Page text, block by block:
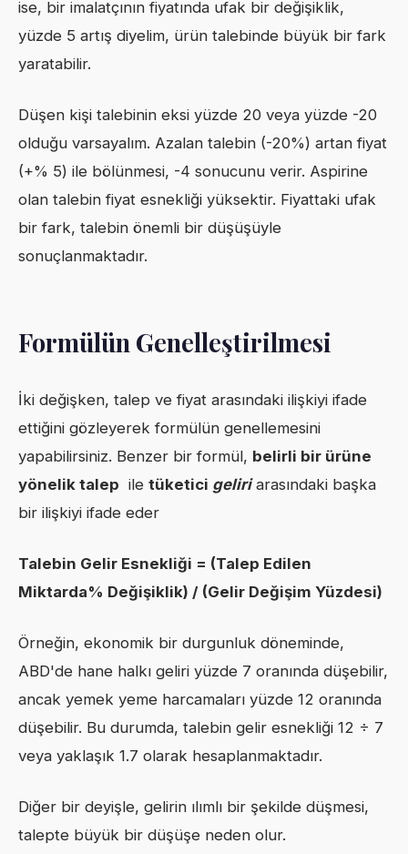
ise, bir imalatçının fiyatında ufak bir değişiklik,
yüzde 5 artış diyelim, ürün talebinde büyük bir fark
yaratabilir.
Düşen kişi talebinin eksi yüzde 20 veya yüzde -20
olduğu varsayalım. Azalan talebin (-20%) artan fiyat
(+% 5) ile bölünmesi, -4 sonucunu verir. Aspirine
olan talebin fiyat esnekliği yüksektir. Fiyattaki ufak
bir fark, talebin önemli bir düşüşüyle ​​
sonuçlanmaktadır.
Formülün Genelleştirilmesi
İki değişken, talep ve fiyat arasındaki ilişkiyi ifade
ettiğini gözleyerek formülün genellemesini
yapabilirsiniz. Benzer bir formül, belirli bir ürüne
yönelik talep ile tüketici geliriarasındaki başka
bir ilişkiyi ifade eder
Talebin Gelir Esnekliği = (Talep Edilen
Miktarda% Değişiklik) / (Gelir Değişim Yüzdesi)
Örneğin, ekonomik bir durgunluk döneminde,
ABD'de hane halkı geliri yüzde 7 oranında düşebilir,
ancak yemek yeme harcamaları yüzde 12 oranında
düşebilir. Bu durumda, talebin gelir esnekliği 12 ÷ 7
veya yaklaşık 1.7 olarak hesaplanmaktadır.
Diğer bir deyişle, gelirin ılımlı bir şekilde düşmesi,
talepte büyük bir düşüşe neden olur.